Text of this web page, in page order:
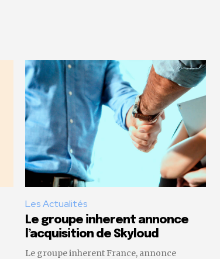
Les Actualités
Le groupe inherent annonce
l’acquisition de Skyloud
Le groupe inherent France, annonce